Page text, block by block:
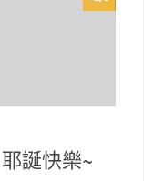
誕快樂~